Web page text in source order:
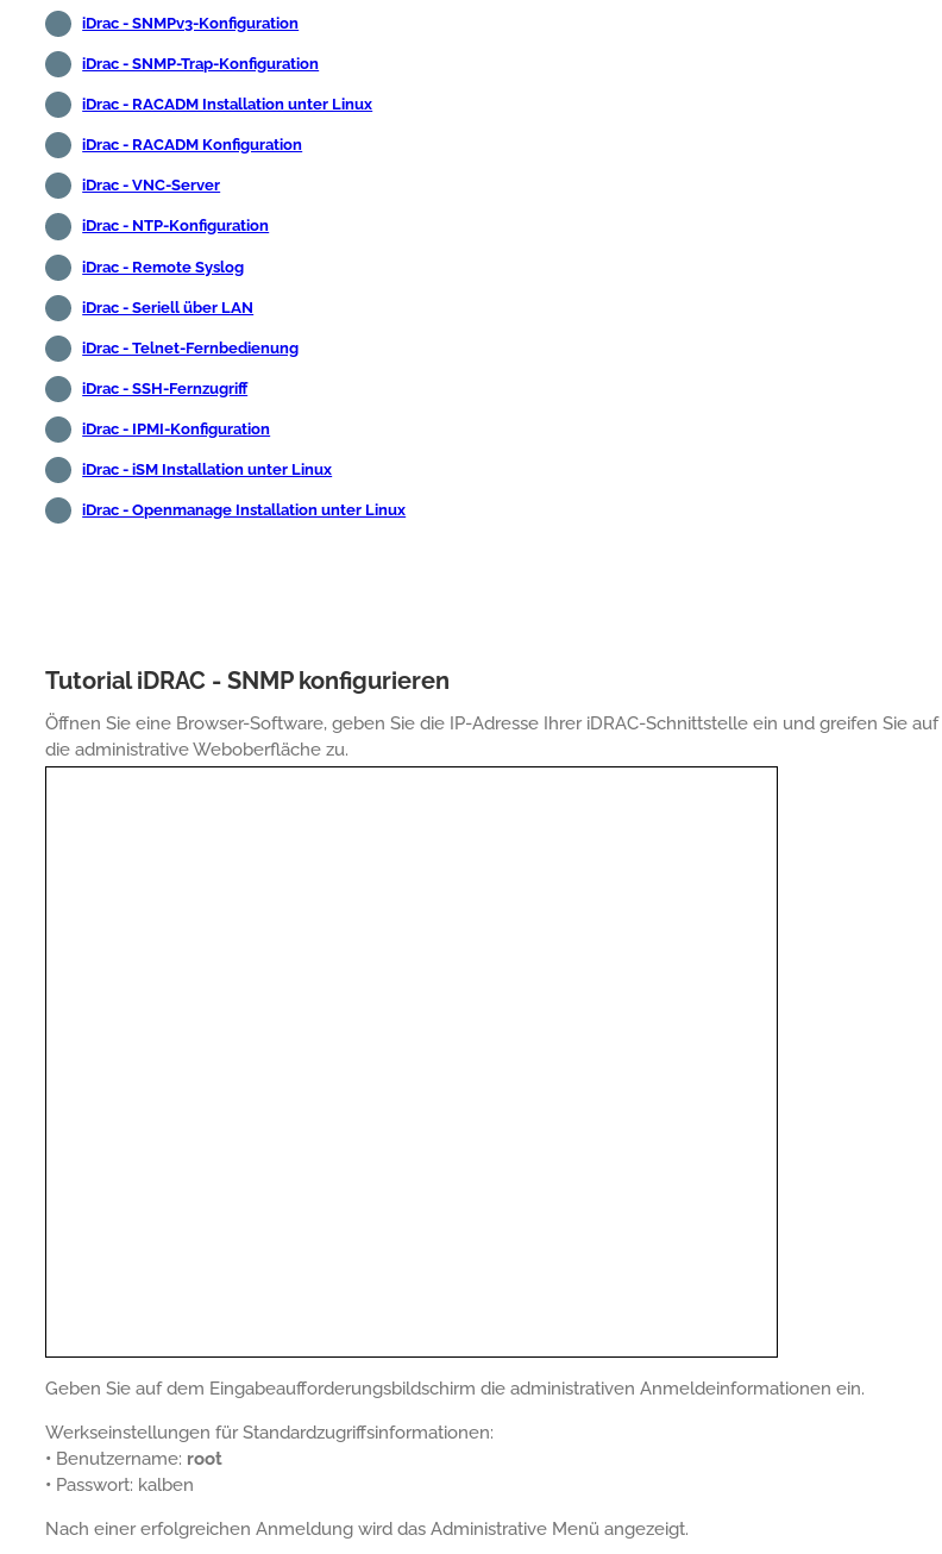
iDrac - SNMPv3-Konfiguration
iDrac - SNMP-Trap-Konfiguration
iDrac - RACADM Installation unter Linux
iDrac - RACADM Konfiguration
iDrac - VNC-Server
iDrac - NTP-Konfiguration
iDrac - Remote Syslog
iDrac - Seriell über LAN
iDrac - Telnet-Fernbedienung
iDrac - SSH-Fernzugriff
iDrac - IPMI-Konfiguration
iDrac - iSM Installation unter Linux
iDrac - Openmanage Installation unter Linux
Tutorial iDRAC - SNMP konfigurieren
Öffnen Sie eine Browser-Software, geben Sie die IP-Adresse Ihrer iDRAC-Schnittstelle ein und greifen Sie auf
die administrative Weboberfläche zu.
Geben Sie auf dem Eingabeaufforderungsbildschirm die administrativen Anmeldeinformationen ein.
Werkseinstellungen für Standardzugriffsinformationen:
• Benutzername: root
• Passwort: kalben
Nach einer erfolgreichen Anmeldung wird das Administrative Menü angezeigt.